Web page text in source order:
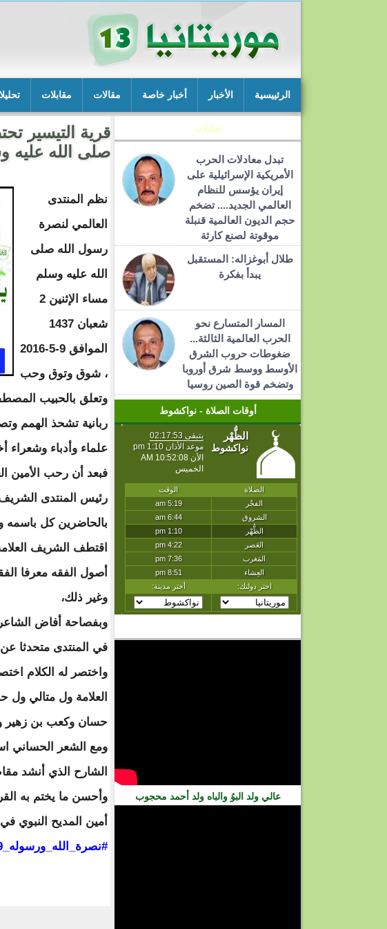
الرئييسية الأخبار أخبار خاصة مقالات مقابلات
تحليلات
تبدل معادلات الحرب
الأمريكية الإسرائيلية على
إيران يؤسس للنظام
العالمي الجديد.... تضخم
حجم الديون العالمية قنبلة
موقوتة لصنع كارثة
طلال أبوغزاله: المستقبل
يبدأ بفكرة
المسار المتسارع نحو
الحرب العالمية الثالثة...
ضغوطات حروب الشرق
الأوسط ووسط شرق أوروبا
وتضخم قوة الصين روسيا
أوقات الصلاة - نواكشوط
عالي ولد البوُ والباه ولد أحمد محجوب
قرية التيسير
صلى الله عليه
نظم المنتدى
العالمي لنصرة
رسول الله صلى
الله عليه وسلم
مساء الإثنين 2
شعبان 1437
الموافق 9-5-2016
، شوق وتوق وحب
وتعلق بالحبيب
ربانية تشحذ الهمم
علماء وأدباء وشعراء
فبعد أن رحب الأمين
رئيس المنتدى
بالحاضرين كل
اقتطف الشريف
أصول الفقه معرفا
وغير ذلك،
وبفصاحة أفاض الشاعر
في المنتدى متحدثا
واختصر له الكلام
العلامة ول متالي ول
حسان وكعب بن زهير
ومع الشعر الحساني
الشارح الذي أنشد
وأحسن ما يختم به
أمين المديح النبوي
‫#‏نصرة_الله_ورسوله_9_5_2016‬